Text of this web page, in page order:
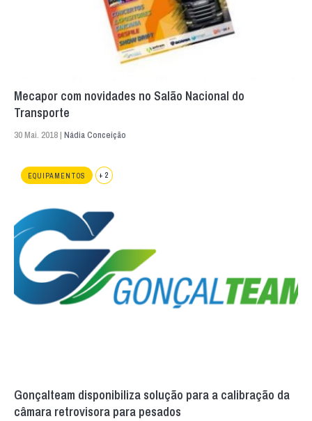
Mecapor com novidades no Salão Nacional do
Transporte
30 Mai. 2018 | Nádia Conceição
EQUIPAMENTOS + 2
Gonçalteam disponibiliza solução para a calibração da
câmara retrovisora para pesados